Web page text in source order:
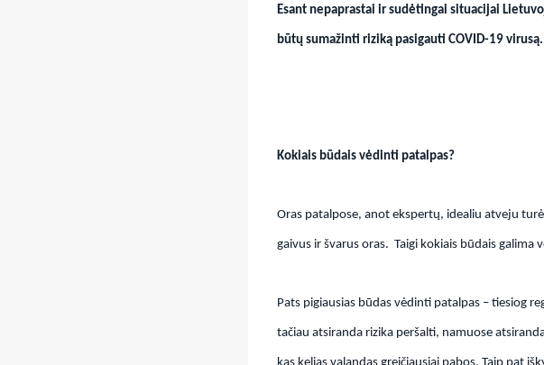
Esant nepaprastai ir sudėtingai situacijai
būtų sumažinti riziką pasigauti COVID-19
Kokiais būdais vėdinti patalpas?
Oras patalpose, anot ekspertų, idealiu atveju
gaivus ir švarus oras. Taigi kokiais būdais galima
Pats pigiausias būdas vėdinti patalpas – tiesiog
tačiau atsiranda rizika peršalti, namuose